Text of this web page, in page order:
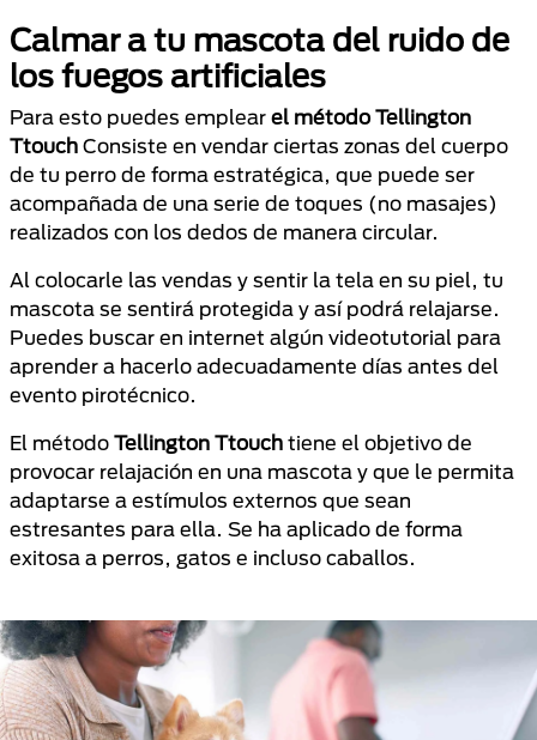
Calmar a tu mascota del ruido de
los fuegos artificiales
Para esto puedes emplear el método Tellington
Ttouch Consiste en vendar ciertas zonas del cuerpo
de tu perro de forma estratégica, que puede ser
acompañada de una serie de toques (no masajes)
realizados con los dedos de manera circular.
Al colocarle las vendas y sentir la tela en su piel, tu
mascota se sentirá protegida y así podrá relajarse.
Puedes buscar en internet algún videotutorial para
aprender a hacerlo adecuadamente días antes del
evento pirotécnico.
El método Tellington Ttouch tiene el objetivo de
provocar relajación en una mascota y que le permita
adaptarse a estímulos externos que sean
estresantes para ella. Se ha aplicado de forma
exitosa a perros, gatos e incluso caballos.